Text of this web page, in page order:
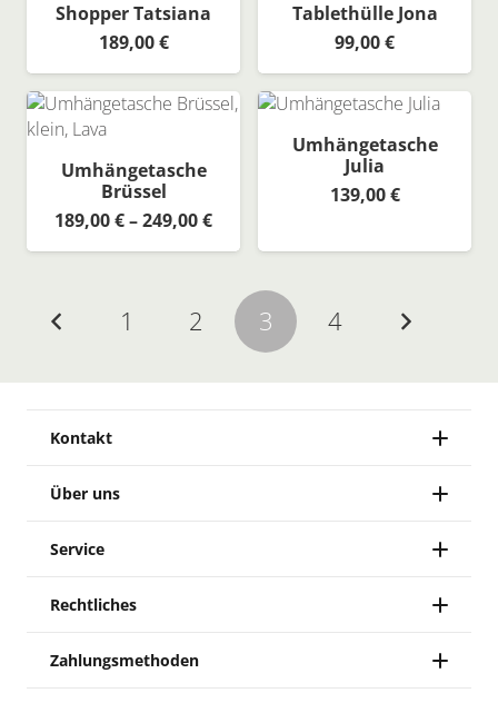
Shopper Tatsiana
189,00€
Tablethülle Jona
99,00€
Umhängetasche
Brüssel
189,00€–249,00€
Umhängetasche
Julia
139,00€
1 2 3 4
Kontakt
Über uns
Service
Rechtliches
Zahlungsmethoden